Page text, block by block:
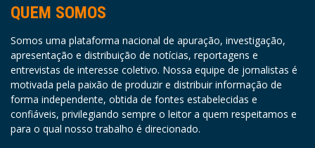
QUEM SOMOS
Somos uma plataforma nacional de apuração, investigação,
apresentação e distribuição de notícias, reportagens e
entrevistas de interesse coletivo. Nossa equipe de jornalistas é
motivada pela paixão de produzir e distribuir informação de
forma independente, obtida de fontes estabelecidas e
confiáveis, privilegiando sempre o leitor a quem respeitamos e
para o qual nosso trabalho é direcionado.